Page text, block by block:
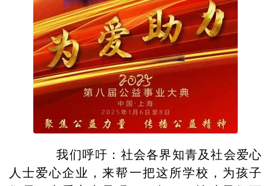
我们呼吁：社会各界知青及社会爱心
人士爱心企业，来帮一把这所学校，为孩子